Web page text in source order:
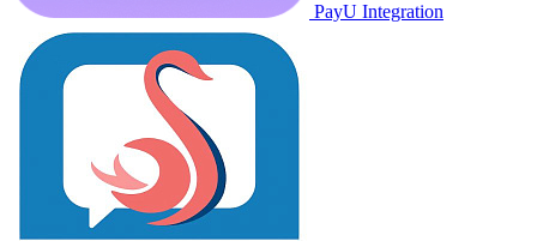
PayU Integration